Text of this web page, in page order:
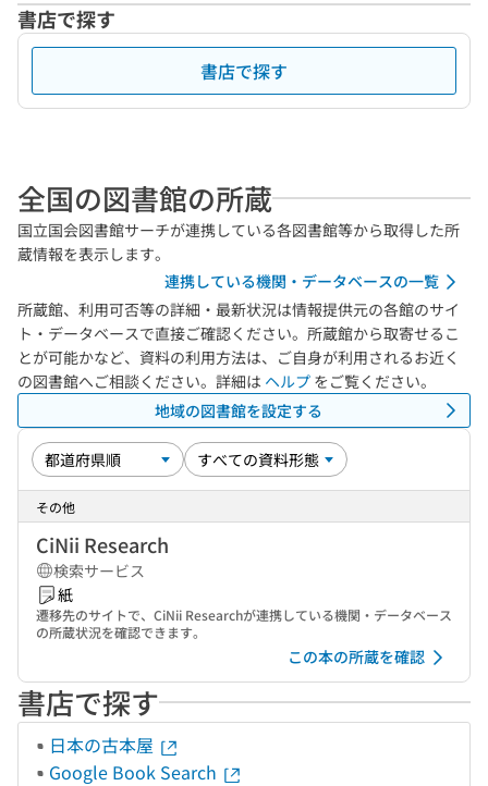
書店で探す
書店で探す
全国の図書館の所蔵
国立国会図書館サーチが連携している各図書館等から取得した所
蔵情報を表示します。
連携している機関・データベースの一覧
所蔵館、利用可否等の詳細・最新状況は情報提供元の各館のサイ
ト・データベースで直接ご確認ください。所蔵館から取寄せるこ
とが可能かなど、資料の利用方法は、ご自身が利用されるお近く
の図書館へご相談ください。詳細は ヘルプ をご覧ください。
地域の図書館を設定する
その他
CiNii Research
検索サービス
紙
遷移先のサイトで、CiNii Researchが連携している機関・データベース
の所蔵状況を確認できます。
この本の所蔵を確認
書店で探す
日本の古本屋
Google Book Search